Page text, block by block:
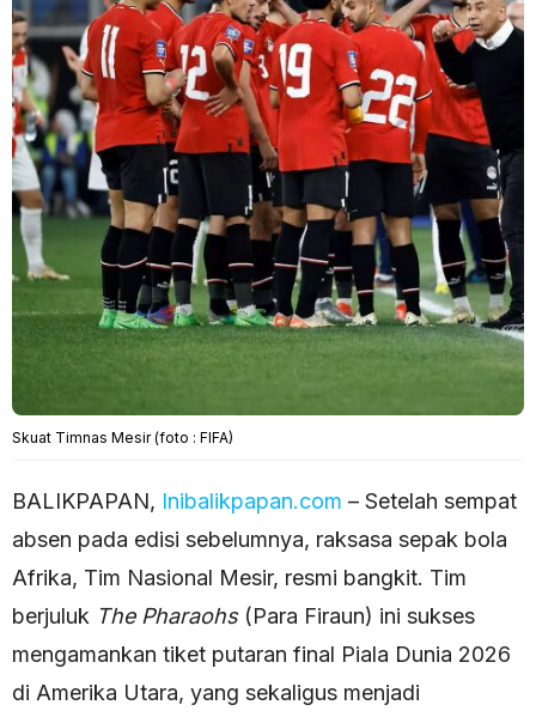
Skuat Timnas Mesir (foto : FIFA)
BALIKPAPAN, Inibalikpapan.com – Setelah sempat
absen pada edisi sebelumnya, raksasa sepak bola
Afrika, Tim Nasional Mesir, resmi bangkit. Tim
berjuluk The Pharaohs(Para Firaun) ini sukses
mengamankan tiket putaran final Piala Dunia 2026
di Amerika Utara, yang sekaligus menjadi